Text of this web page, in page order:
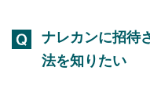
充実サポート
ナレカンに招待
法を知りたい